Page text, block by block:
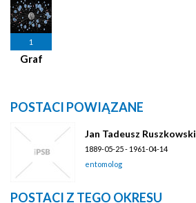
1
Graf
POSTACI POWIĄZANE
Jan Tadeusz Ruszkowski
1889-05-25 - 1961-04-14
entomolog
POSTACI Z TEGO OKRESU